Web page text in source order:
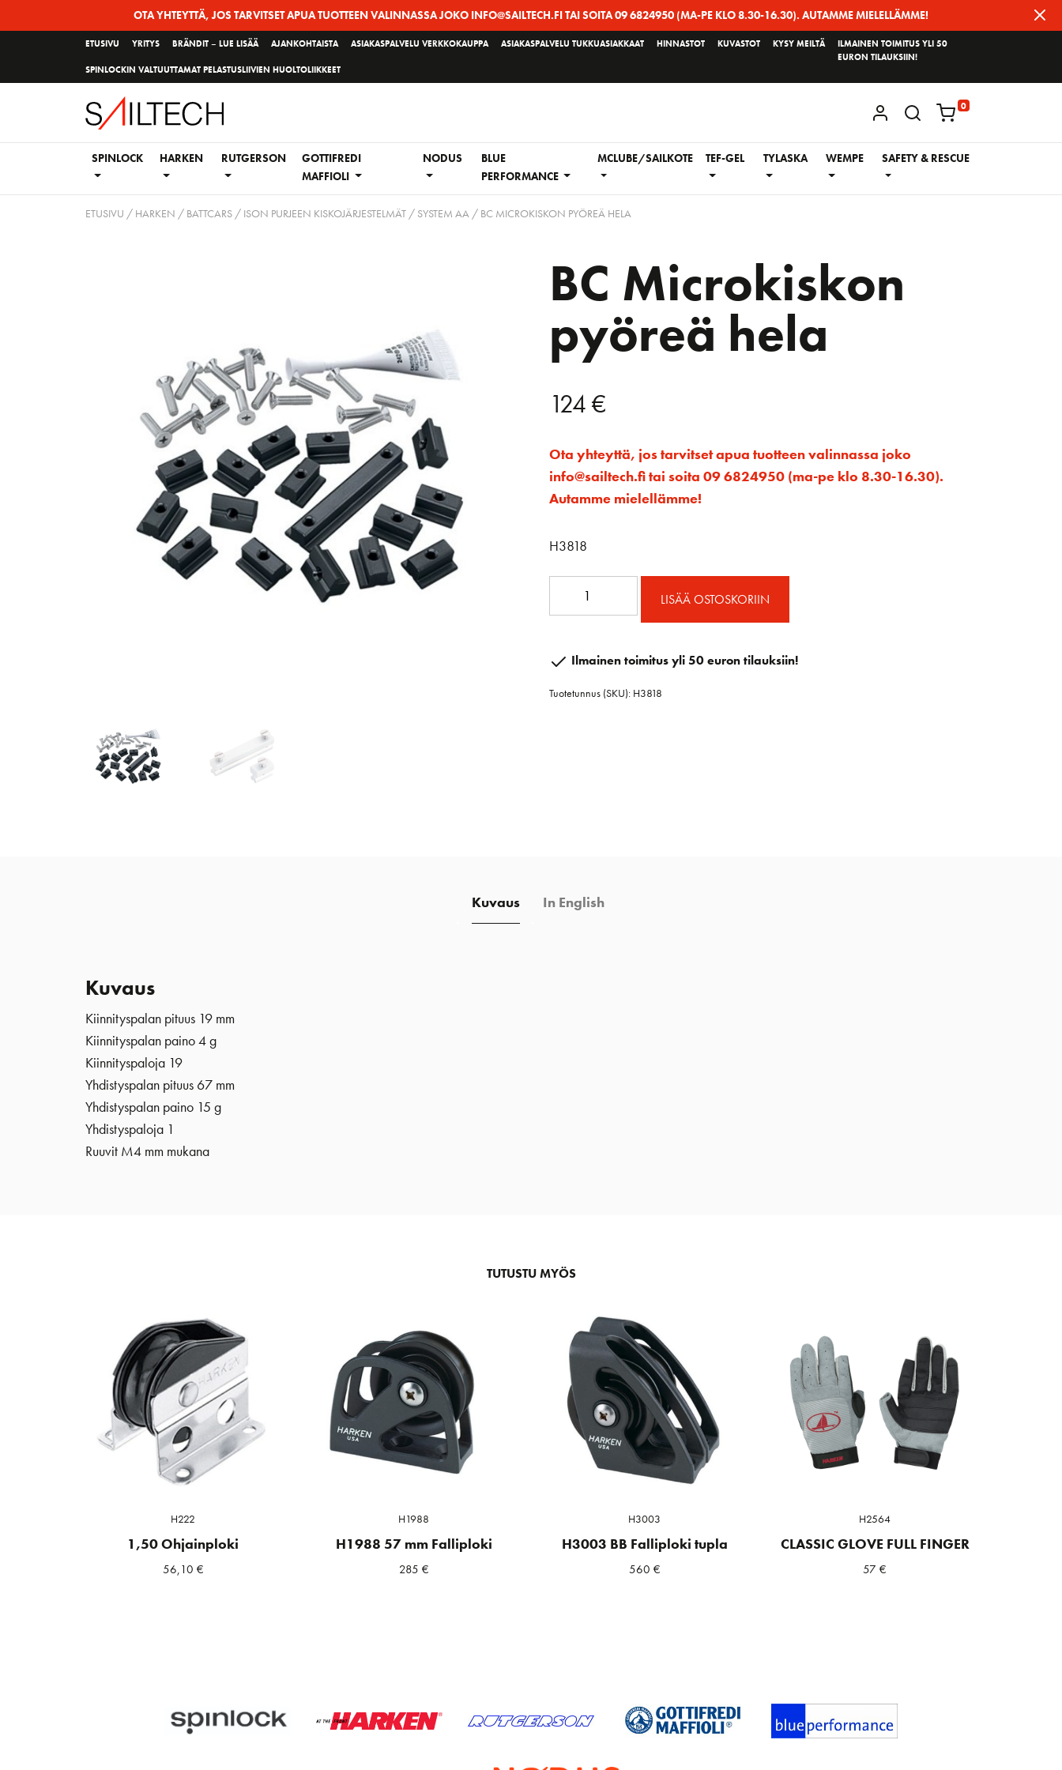
OTA YHTEYTTÄ, JOS TARVITSET APUA TUOTTEEN VALINNASSA JOKO INFO@SAILTECH.FI TAI SOITA 09 6824950 (MA-PE KLO 8.30-16.30). AUTAMME MIELELLÄMME!
ETUSIVU YRITYS BRÄNDIT – LUE LISÄÄ AJANKOHTAISTA ASIAKASPALVELU VERKKOKAUPPA ASIAKASPALVELU TUKKUASIAKKAAT HINNASTOT KUVASTOT KYSY MEILTÄ
SPINLOCKIN VALTUUTTAMAT PELASTUSLIIVIEN HUOLTOLIIKKEET
ILMAINEN TOIMITUS YLI 50
EURON TILAUKSIIN!
KIRJAUDU / REKISTERÖIDY
0
SPINLOCK HARKEN RUTGERSON
GOTTIFREDI
MAFFIOLI
NODUS
BLUE
PERFORMANCE
MCLUBE/SAILKOTE TEF-GEL TYLASKA WEMPE SAFETY & RESCUE
ETUSIVU / HARKEN / BATTCARS / ISON PURJEEN KISKOJÄRJESTELMÄT/ SYSTEM AA/ BC MICROKISKON PYÖREÄ HELA
BC Microkiskon
pyöreä hela
124€
Ota yhteyttä, jos tarvitset apua tuotteen valinnassa joko
info@sailtech.fi tai soita 09 6824950 (ma-pe klo 8.30-16.30).
Autamme mielellämme!
H3818
hela
LISÄÄ OSTOSKORIIN
Ilmainen toimitus yli 50 euron tilauksiin!
Tuotetunnus (SKU): H3818
Kuvaus In English
Kuvaus
Kiinnityspalan pituus 19 mm
Kiinnityspalan paino 4 g
Kiinnityspaloja 19
Yhdistyspalan pituus 67 mm
Yhdistyspalan paino 15 g
Yhdistyspaloja 1
Ruuvit M4 mm mukana
TUTUSTU MYÖS
H222
1,50 Ohjainploki
56,10 €
H1988
H1988 57 mm Falliploki
285 €
H3003
H3003 BB Falliploki tupla
560 €
H2564
CLASSIC GLOVE FULL FINGER
57€